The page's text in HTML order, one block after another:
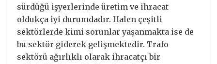
sürdüğü işyerlerinde üretim ve ihracat
oldukça iyi durumdadır. Halen çeşitli
sektörlerde kimi sorunlar yaşanmakta ise de
bu sektör giderek gelişmektedir. Trafo
sektörü ağırlıklı olarak ihracatçı bir